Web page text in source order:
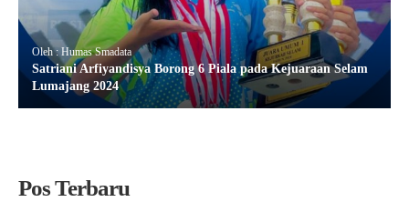
Oleh : Humas Smadata
Satriani Arfiyandisya Borong 6 Piala pada Kejuaraan Selam
Lumajang 2024
Pos Terbaru